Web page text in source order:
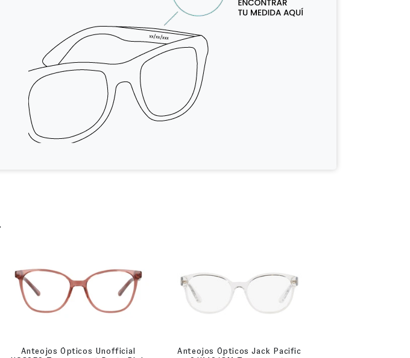
Anteojos Ópticos Unofficial
Anteojos Ópticos Jack Pacific